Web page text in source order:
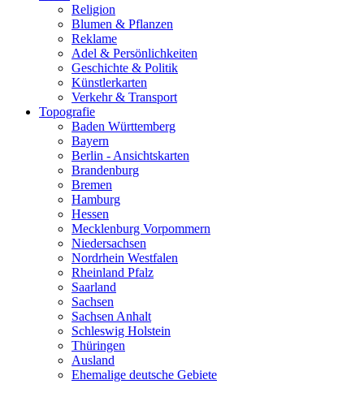
Religion
Blumen & Pflanzen
Reklame
Adel & Persönlichkeiten
Geschichte & Politik
Künstlerkarten
Verkehr & Transport
Topografie
Baden Württemberg
Bayern
Berlin - Ansichtskarten
Brandenburg
Bremen
Hamburg
Hessen
Mecklenburg Vorpommern
Niedersachsen
Nordrhein Westfalen
Rheinland Pfalz
Saarland
Sachsen
Sachsen Anhalt
Schleswig Holstein
Thüringen
Ausland
Ehemalige deutsche Gebiete